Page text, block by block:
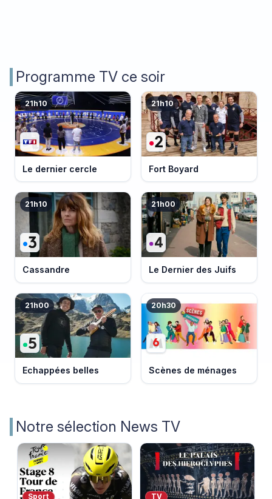
Programme TV ce soir
21h10
Le dernier cercle
21h10
Fort Boyard
21h10
Cassandre
21h00
Le Dernier des Juifs
21h00
Echappées belles
20h30
Scènes de ménages
Notre sélection News TV
Sport TV